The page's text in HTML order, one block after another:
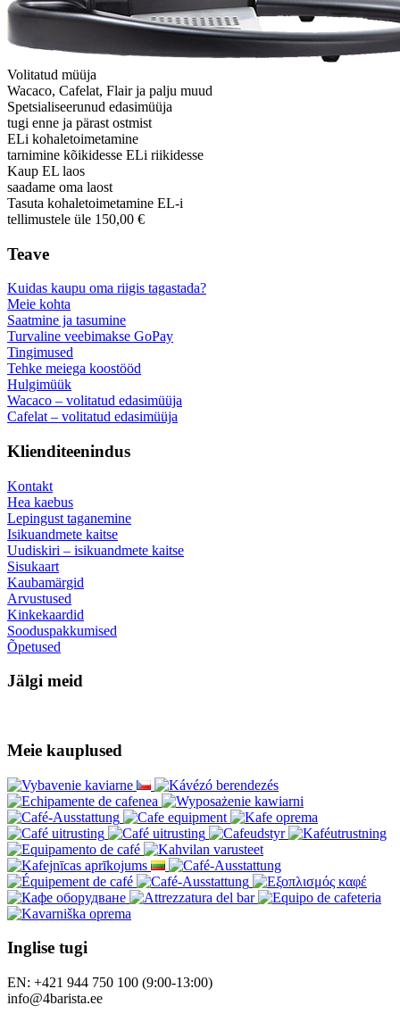
Volitatud müüja
Wacaco, Cafelat, Flair ja palju muud
Spetsialiseerunud edasimüüja
tugi enne ja pärast ostmist
ELi kohaletoimetamine
tarnimine kõikidesse ELi riikidesse
Kaup EL laos
saadame oma laost
Tasuta kohaletoimetamine EL-i
tellimustele üle 150,00 €
Teave
Kuidas kaupu oma riigis tagastada?
Meie kohta
Saatmine ja tasumine
Turvaline veebimakse GoPay
Tingimused
Tehke meiega koostööd
Hulgimüük
Wacaco – volitatud edasimüüja
Cafelat – volitatud edasimüüja
Klienditeenindus
Kontakt
Hea kaebus
Lepingust taganemine
Isikuandmete kaitse
Uudiskiri – isikuandmete kaitse
Sisukaart
Kaubamärgid
Arvustused
Kinkekaardid
Sooduspakkumised
Õpetused
Jälgi meid
Meie kauplused
Inglise tugi
EN: +421 944 750 100 (9:00-13:00)
info@4barista.ee